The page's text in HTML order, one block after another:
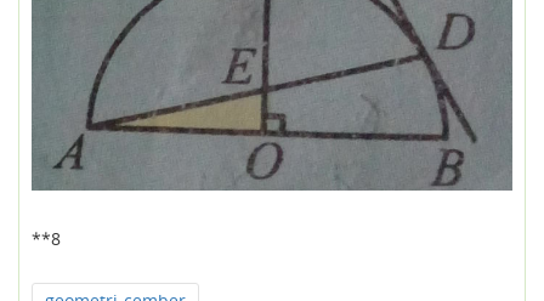
**8